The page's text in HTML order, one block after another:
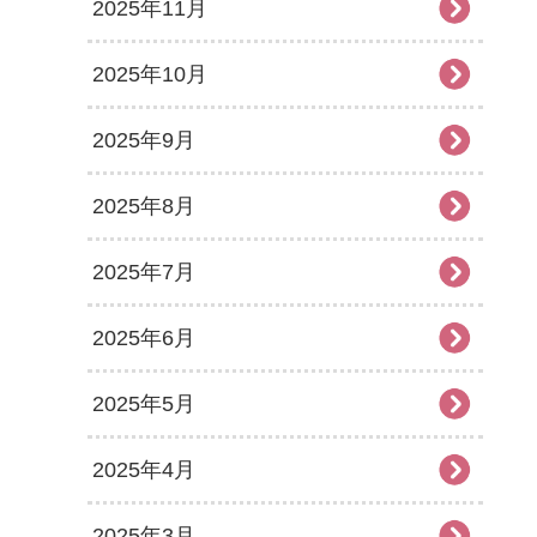
2025年11月
2025年10月
2025年9月
2025年8月
2025年7月
2025年6月
2025年5月
2025年4月